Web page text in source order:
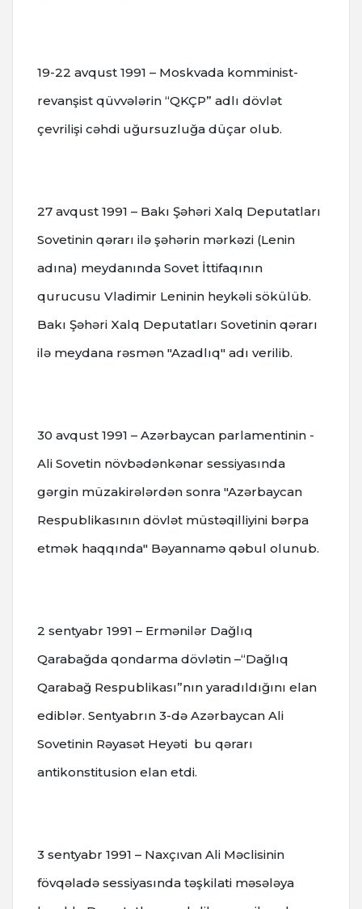
19-22 avqust 1991 – Moskvada komminist-
revanşist qüvvələrin “QKÇP” adlı dövlət
çevrilişi cəhdi uğursuzluğa düçar olub.
27 avqust 1991 – Bakı Şəhəri Xalq Deputatları
Sovetinin qərarı ilə şəhərin mərkəzi (Lenin
adına) meydanında Sovet İttifaqının
qurucusu Vladimir Leninin heykəli sökülüb.
Bakı Şəhəri Xalq Deputatları Sovetinin qərarı
ilə meydana rəsmən "Azadlıq" adı verilib.
30 avqust 1991 – Azərbaycan parlamentinin -
Ali Sovetin növbədənkənar sessiyasında
gərgin müzakirələrdən sonra "Azərbaycan
Respublikasının dövlət müstəqilliyini bərpa
etmək haqqında" Bəyannamə qəbul olunub.
2 sentyabr 1991 – Ermənilər Dağlıq
Qarabağda qondarma dövlətin –“Dağlıq
Qarabağ Respublikası”nın yaradıldığını elan
ediblər. Sentyabrın 3-də Azərbaycan Ali
Sovetinin Rəyasət Heyəti bu qərarı
antikonstitusion elan etdi.
3 sentyabr 1991 – Naxçıvan Ali Məclisinin
fövqəladə sessiyasında təşkilati məsələya